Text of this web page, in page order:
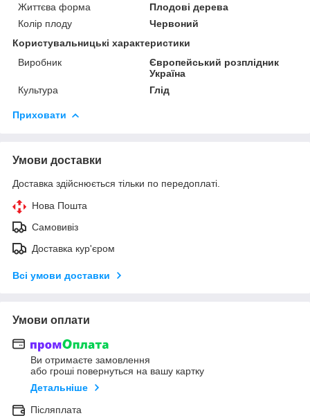
Життєва форма
Плодові дерева
Колір плоду
Червоний
Користувальницькі характеристики
Виробник
Європейський розплідник
Україна
Культура
Глід
Приховати
Умови доставки
Доставка здійснюється тільки по передоплаті.
Нова Пошта
Самовивіз
Доставка кур'єром
Всі умови доставки
Умови оплати
Ви отримаєте замовлення
або гроші повернуться на вашу картку
Детальніше
Післяплата